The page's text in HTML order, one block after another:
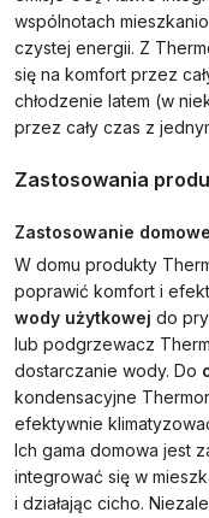
wspólnotach
czystej energii. Z
się na komfort przez
chłodzenie latem (w
przez cały czas z
Zastosowania
Zastosowanie domowe
W domu produkty
poprawić komfort i
wody użytkowej do
lub podgrzewacz
dostarczanie wody. Do
kondensacyjne
efektywnie
Ich gama domowa jest
integrować się w
i działając cicho.